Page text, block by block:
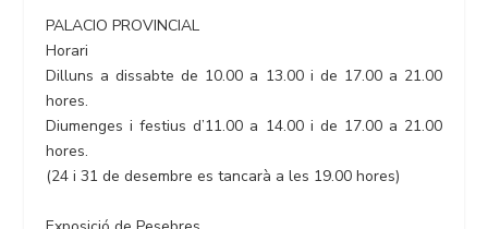
PALACIO PROVINCIAL
Horari
Dilluns a dissabte de 10.00 a 13.00 i de 17.00 a 21.00
hores.
Diumenges i festius d’11.00 a 14.00 i de 17.00 a 21.00
hores.
(24 i 31 de desembre es tancarà a les 19.00 hores)